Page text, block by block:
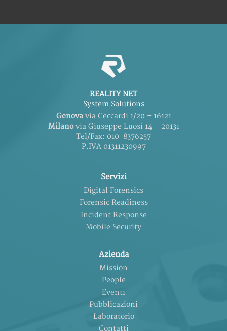
REALITY NET
System Solutions
Genovavia Ceccardi 1/20 – 16121
Milanovia Giuseppe Luosi 14 – 20131
Tel/Fax: 010-8376257
P.IVA 01311230997
Servizi
Digital Forensics
Forensic Readiness
Incident Response
Mobile Security
Azienda
Mission
People
Eventi
Pubblicazioni
Laboratorio
Contatti